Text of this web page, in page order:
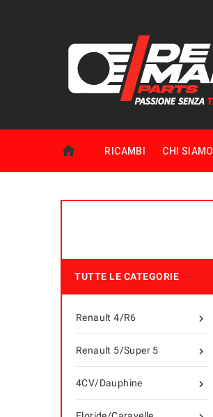
RICAMBI CHI SIAMO
TUTTE LE CATEGORIE

Renault 4/R6

Renault 5/Super 5

4CV/Dauphine